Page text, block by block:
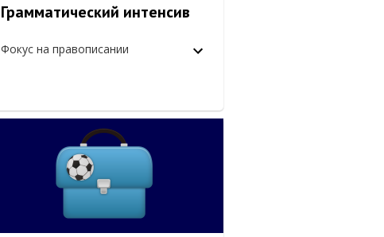
Грамматический интенсив
Фокус на правописании